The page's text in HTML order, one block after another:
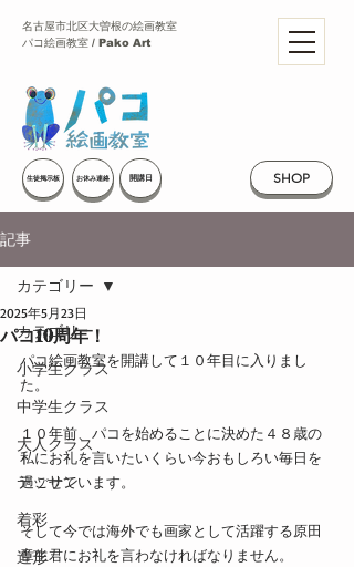
SHOP
名古屋市北区大曽根の絵画教室
パコ絵画教室 / Pako Art
生徒掲示板 お休み連絡 開講日
記事
カテゴリー
小学生クラス
中学生クラス
大人クラス
デッサン
着彩
造形
カテゴリー
パコ10周年！
2025年5月23日
パコ絵画教室を開講して１０年目に入りまし
た。
１０年前、パコを始めることに決めた４８歳の
私にお礼を言いたいくらい今おもしろい毎日を
過ごせています。
そして今では海外でも画家として活躍する原田
章生君にお礼を言わなければなりません。